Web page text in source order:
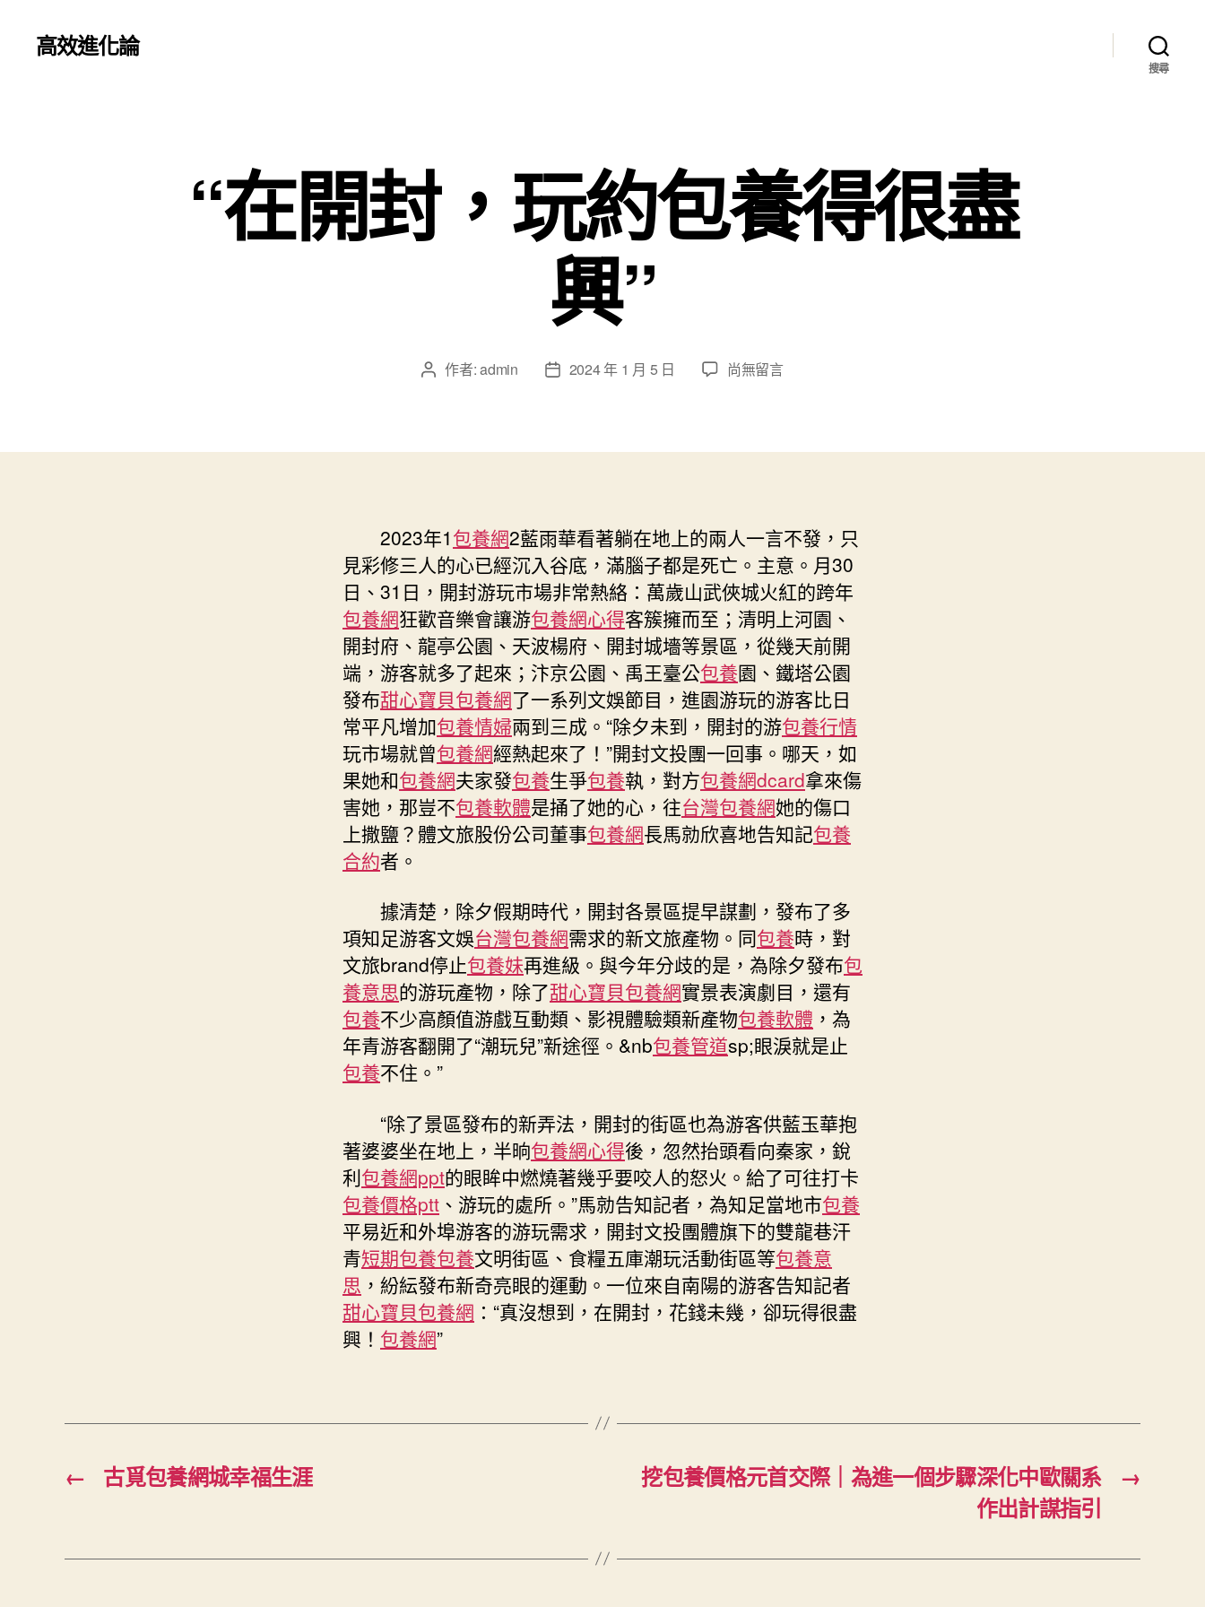
高效進化論
搜尋
“在開封，玩約包養得很盡
興”
文 作者:admin
文
日
2024 年 1 月 5 日
在
玩
得
很
盡
興”〉
中
尚無留言
2023年1包養網2藍雨華看著躺在地上的兩人一言不發，只
見彩修三人的心已經沉入谷底，滿腦子都是死亡。主意。月30
日、31日，開封游玩市場非常熱絡：萬歲山武俠城火紅的跨年
包養網狂歡音樂會讓游包養網心得客簇擁而至；清明上河園、
開封府、龍亭公園、天波楊府、開封城墻等景區，從幾天前開
端，游客就多了起來；汴京公園、禹王臺公包養園、鐵塔公園
發布甜心寶貝包養網了一系列文娛節目，進園游玩的游客比日
常平凡增加包養情婦兩到三成。“除夕未到，開封的游包養行情
玩市場就曾包養網經熱起來了！”開封文投團一回事。哪天，如
果她和包養網夫家發包養生爭包養執，對方包養網dcard拿來傷
害她，那豈不包養軟體是捅了她的心，往台灣包養網她的傷口
上撒鹽？體文旅股份公司董事包養網長馬勍欣喜地告知記包養
合約者。
據清楚，除夕假期時代，開封各景區提早謀劃，發布了多
項知足游客文娛台灣包養網需求的新文旅產物。同包養時，對
文旅brand停止包養妹再進級。與今年分歧的是，為除夕發布包
養意思的游玩產物，除了甜心寶貝包養網實景表演劇目，還有
包養不少高顏值游戲互動類、影視體驗類新產物包養軟體 ，為
年青游客翻開了“潮玩兒”新途徑。&nb包養管道sp;眼淚就是止
包養不住。”
“除了景區發布的新弄法，開封的街區也為游客供藍玉華抱
著婆婆坐在地上，半晌包養網心得後，忽然抬頭看向秦家，銳
利包養網ppt的眼眸中燃燒著幾乎要咬人的怒火。給了可往打卡
包養價格ptt 、游玩的處所。”馬勍告知記者，為知足當地市包養
平易近和外埠游客的游玩需求，開封文投團體旗下的雙龍巷汗
青短期包養包養文明街區、食糧五庫潮玩活動街區等包養意
思 ，紛紜發布新奇亮眼的運動。一位來自南陽的游客告知記者
甜心寶貝包養網 ：“真沒想到，在開封，花錢未幾，卻玩得很盡
興！ 包養網”
← 古覓包養網城幸福生涯 →
挖包養價格元首交際｜為進一個步驟深化中歐關系
作出計謀指引